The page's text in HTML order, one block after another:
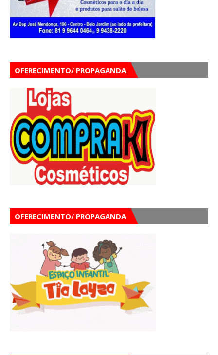
OFERECIMENTO/ PROPAGANDA
OFERECIMENTO/ PROPAGANDA